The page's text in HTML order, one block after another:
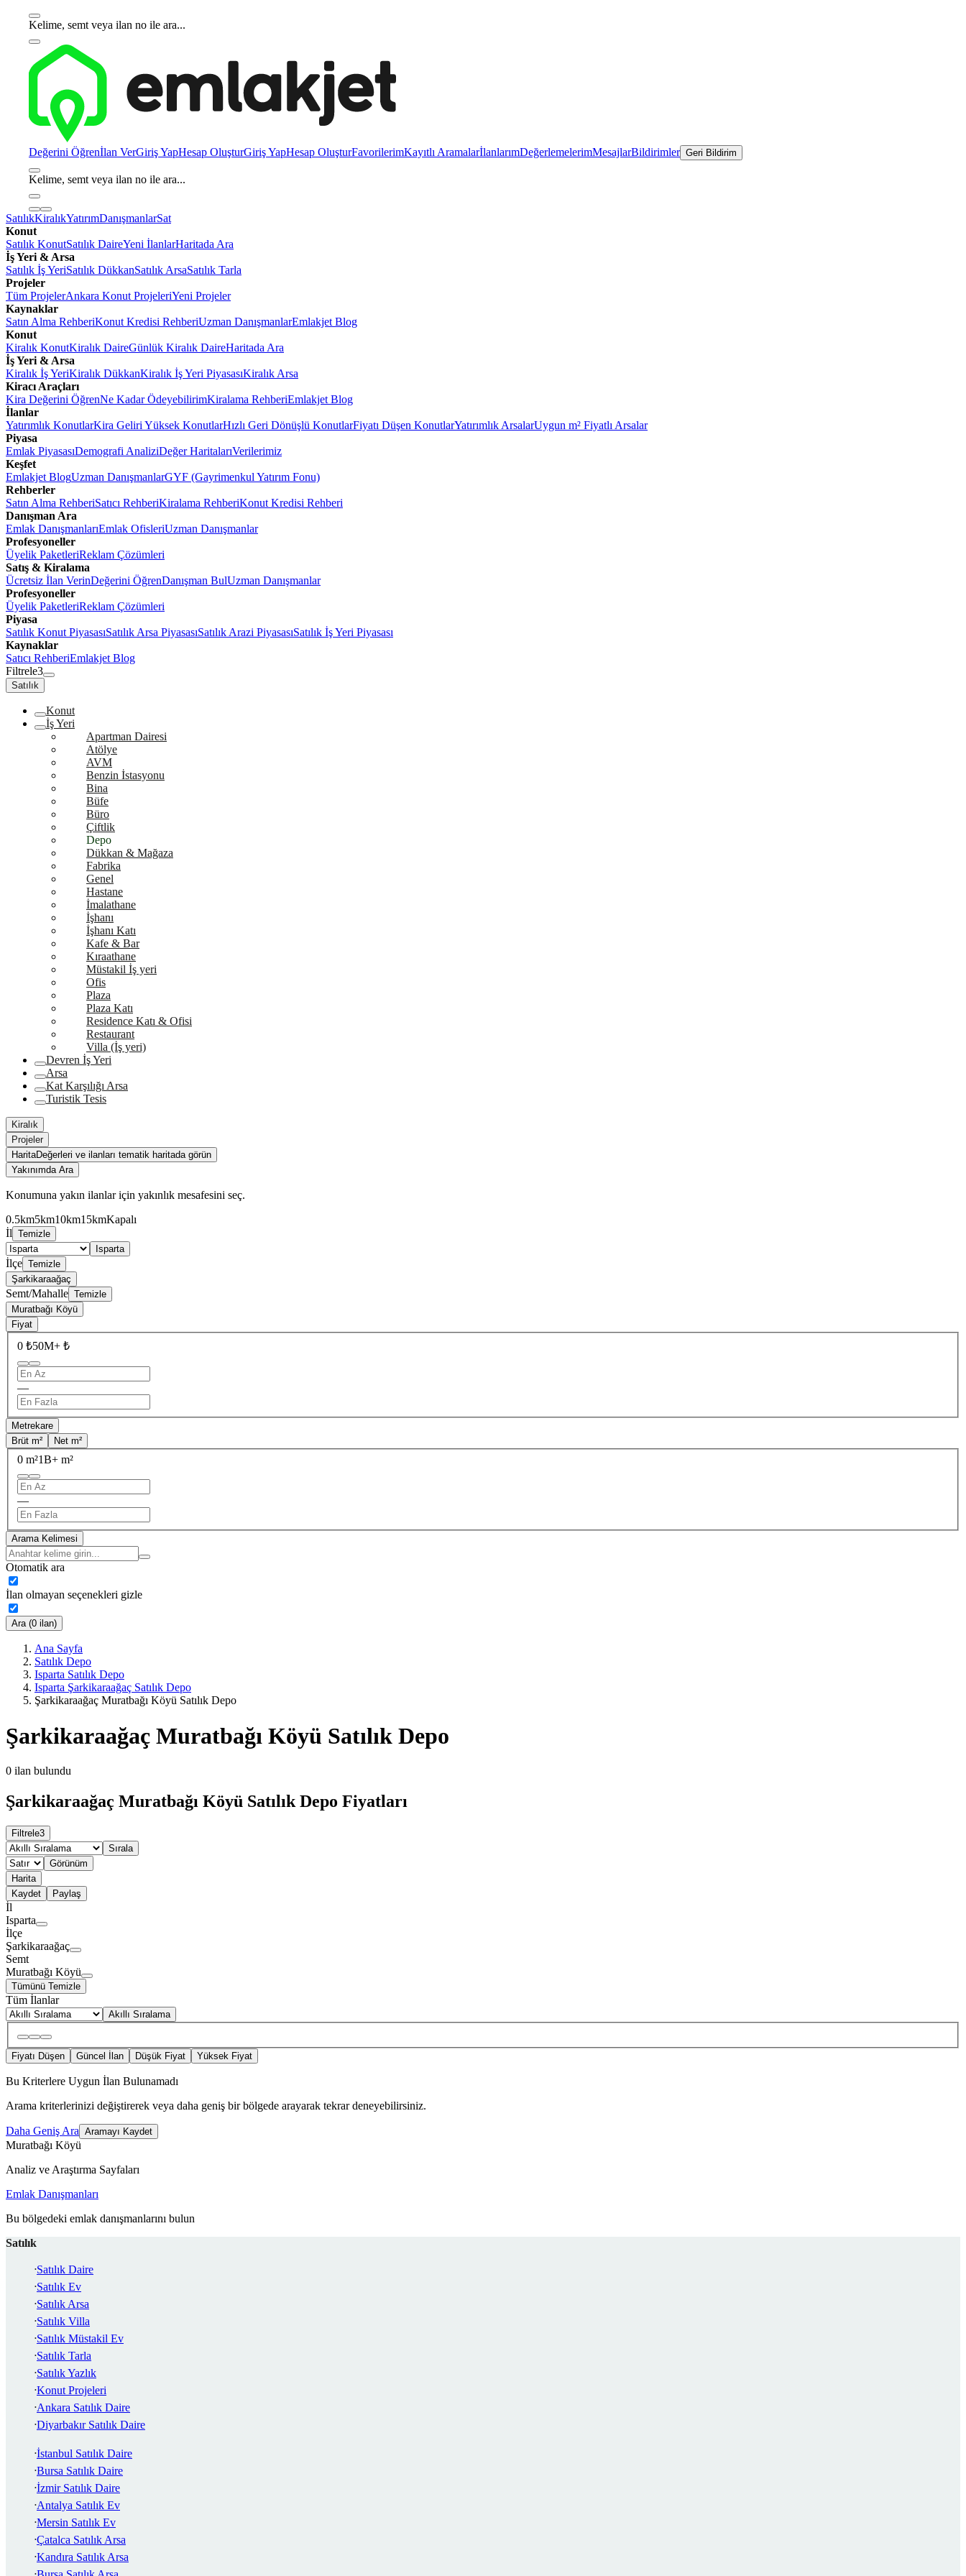
Kelime, semt veya ilan no ile ara...
Değerini Öğrenİlan VerGiriş YapHesap OluşturGiriş YapHesap OluşturFavorilerimKayıtlı AramalarİlanlarımDeğerlemelerimMesajlarBildirimler Geri Bildirim
Kelime, semt veya ilan no ile ara...
SatılıkKiralıkYatırımDanışmanlarSat
Konut
Satılık KonutSatılık DaireYeni İlanlarHaritada Ara
İş Yeri & Arsa
Satılık İş YeriSatılık DükkanSatılık ArsaSatılık Tarla
Projeler
Tüm ProjelerAnkara Konut ProjeleriYeni Projeler
Kaynaklar
Satın Alma RehberiKonut Kredisi RehberiUzman DanışmanlarEmlakjet Blog
Konut
Kiralık KonutKiralık DaireGünlük Kiralık DaireHaritada Ara
İş Yeri & Arsa
Kiralık İş YeriKiralık DükkanKiralık İş Yeri PiyasasıKiralık Arsa
Kiracı Araçları
Kira Değerini ÖğrenNe Kadar ÖdeyebilirimKiralama RehberiEmlakjet Blog
İlanlar
Yatırımlık KonutlarKira Geliri Yüksek KonutlarHızlı Geri Dönüşlü KonutlarFiyatı Düşen KonutlarYatırımlık ArsalarUygun m² Fiyatlı Arsalar
Piyasa
Emlak PiyasasıDemografi AnaliziDeğer HaritalarıVerilerimiz
Keşfet
Emlakjet BlogUzman DanışmanlarGYF (Gayrimenkul Yatırım Fonu)
Rehberler
Satın Alma RehberiSatıcı RehberiKiralama RehberiKonut Kredisi Rehberi
Danışman Ara
Emlak DanışmanlarıEmlak OfisleriUzman Danışmanlar
Profesyoneller
Üyelik PaketleriReklam Çözümleri
Satış & Kiralama
Ücretsiz İlan VerinDeğerini ÖğrenDanışman BulUzman Danışmanlar
Profesyoneller
Üyelik PaketleriReklam Çözümleri
Piyasa
Satılık Konut PiyasasıSatılık Arsa PiyasasıSatılık Arazi PiyasasıSatılık İş Yeri Piyasası
Kaynaklar
Satıcı RehberiEmlakjet Blog
Filtrele3
Satılık
Konut
İş Yeri
Apartman Dairesi
Atölye
AVM
Benzin İstasyonu
Bina
Büfe
Büro
Çiftlik
Depo
Dükkan & Mağaza
Fabrika
Genel
Hastane
İmalathane
İşhanı
İşhanı Katı
Kafe & Bar
Kıraathane
Müstakil İş yeri
Ofis
Plaza
Plaza Katı
Residence Katı & Ofisi
Restaurant
Villa (İş yeri)
Devren İş Yeri
Arsa
Kat Karşılığı Arsa
Turistik Tesis
Kiralık
Projeler
HaritaDeğerleri ve ilanları tematik haritada görün
Yakınımda Ara
Konumuna yakın ilanlar için yakınlık mesafesini seç.
0.5km5km10km15kmKapalı
İl Temizle
Isparta
İlçe Temizle
Şarkikaraağaç
Semt/Mahalle Temizle
Muratbağı Köyü
Fiyat
0 ₺50M+ ₺
—
Metrekare
Brüt m²
Net m²
0 m²1B+ m²
—
Arama Kelimesi
Otomatik ara
İlan olmayan seçenekleri gizle
Ara (0 ilan)
Ana Sayfa
Satılık Depo
Isparta Satılık Depo
Isparta Şarkikaraağaç Satılık Depo
Şarkikaraağaç Muratbağı Köyü Satılık Depo
Şarkikaraağaç Muratbağı Köyü Satılık Depo
0 ilan bulundu
Şarkikaraağaç Muratbağı Köyü Satılık Depo Fiyatları
Filtrele3
Sırala
Görünüm
Harita
Kaydet
Paylaş
İl
Isparta
İlçe
Şarkikaraağaç
Semt
Muratbağı Köyü
Tümünü Temizle
Tüm İlanlar
Akıllı Sıralama
Fiyatı Düşen Güncel İlan Düşük Fiyat Yüksek Fiyat
Bu Kriterlere Uygun İlan Bulunamadı
Arama kriterlerinizi değiştirerek veya daha geniş bir bölgede arayarak tekrar deneyebilirsiniz.
Daha Geniş Ara Aramayı Kaydet
Muratbağı Köyü
Analiz ve Araştırma Sayfaları
Emlak Danışmanları
Bu bölgedeki emlak danışmanlarını bulun
Satılık
Satılık Daire
Satılık Ev
Satılık Arsa
Satılık Villa
Satılık Müstakil Ev
Satılık Tarla
Satılık Yazlık
Konut Projeleri
Ankara Satılık Daire
Diyarbakır Satılık Daire
İstanbul Satılık Daire
Bursa Satılık Daire
İzmir Satılık Daire
Antalya Satılık Ev
Mersin Satılık Ev
Çatalca Satılık Arsa
Kandıra Satılık Arsa